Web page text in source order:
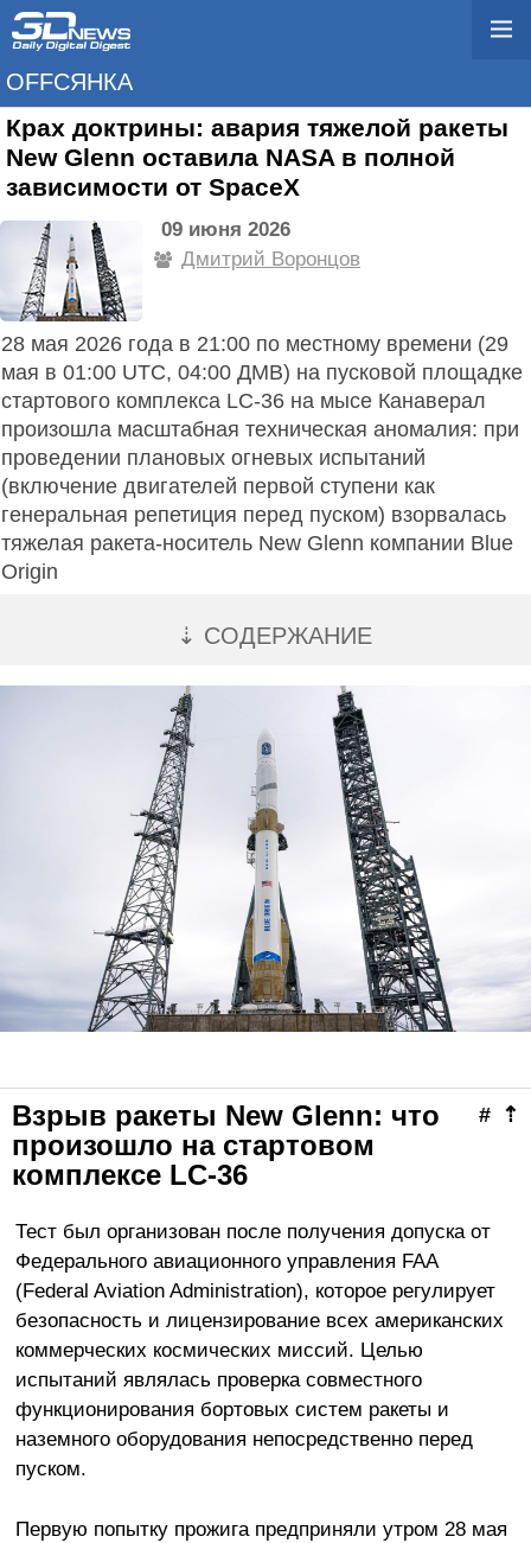
OFFСЯНКА
Крах доктрины: авария тяжелой ракеты
New Glenn оставила NASA в полной
зависимости от SpaceX
09 июня 2026
Дмитрий Воронцов
28 мая 2026 года в 21:00 по местному времени (29
мая в 01:00 UTC, 04:00 ДМВ) на пусковой площадке
стартового комплекса LC-36 на мысе Канаверал
произошла масштабная техническая аномалия: при
проведении плановых огневых испытаний
(включение двигателей первой ступени как
генеральная репетиция перед пуском) взорвалась
тяжелая ракета-носитель New Glenn компании Blue
Origin
⇣ СОДЕРЖАНИЕ
⇡
#
Взрыв ракеты New Glenn: что
произошло на стартовом
комплексе LC‑36
Тест был организован после получения допуска от
Федерального авиационного управления FAA
(Federal Aviation Administration), которое регулирует
безопасность и лицензирование всех американских
коммерческих космических миссий. Целью
испытаний являлась проверка совместного
функционирования бортовых систем ракеты и
наземного оборудования непосредственно перед
пуском.
Первую попытку прожига предприняли утром 28 мая